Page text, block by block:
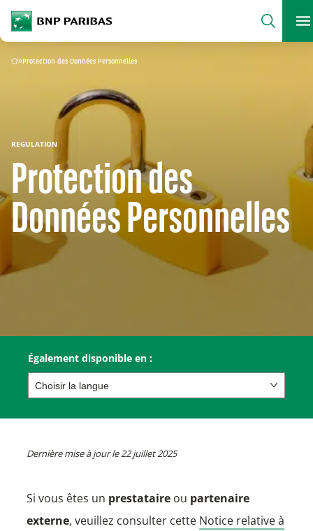
BNP Paribas Search
Home
» Protection des Données Personnelles
Protection des
Données Personnelles
REGULATION
Également disponible en :
Dernière mise à jour le 22 juillet 2025
Si vous êtes un prestataire ou partenaire
externe, veuillez consulter cette Notice relative à